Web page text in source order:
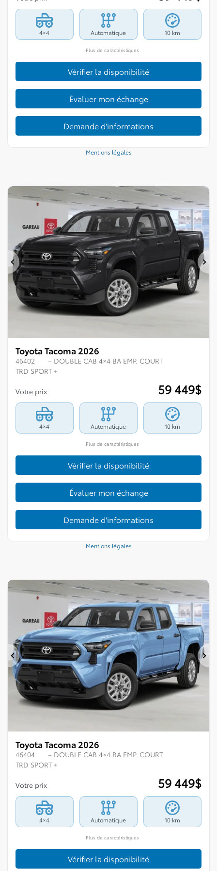
4×4 Automatique 10 km
Plus de caractéristiques
Vérifier la disponibilité
Évaluer mon échange
Demande d'informations
Mentions légales
Précédent
Toyota Tacoma 2026
46402
– DOUBLE CAB 4×4 BA EMP. COURT
TRD SPORT +
Votre prix 59 449$
4×4 Automatique 10 km
Plus de caractéristiques
Vérifier la disponibilité
Évaluer mon échange
Demande d'informations
Mentions légales
Précédent
Toyota Tacoma 2026
46404
– DOUBLE CAB 4×4 BA EMP. COURT
TRD SPORT +
Votre prix 59 449$
4×4 Automatique 10 km
Plus de caractéristiques
Vérifier la disponibilité